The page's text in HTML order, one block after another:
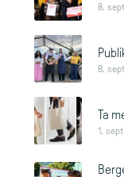
8.
8.
Ta
1.